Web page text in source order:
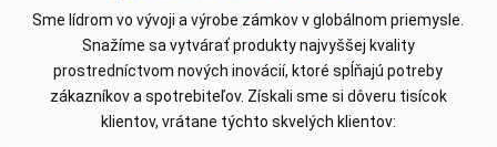
Sme lídrom vo vývoji a výrobe zámkov v globálnom priemysle.
Snažíme sa vytvárať produkty najvyššej kvality
prostredníctvom nových inovácií, ktoré spĺňajú potreby
zákazníkov a spotrebiteľov. Získali sme si dôveru tisícok
klientov, vrátane týchto skvelých klientov: